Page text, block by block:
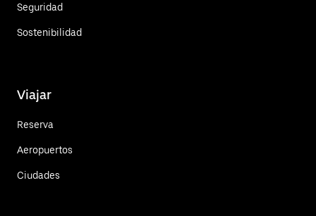
Seguridad
Sostenibilidad
Viajar
Reserva
Aeropuertos
Ciudades